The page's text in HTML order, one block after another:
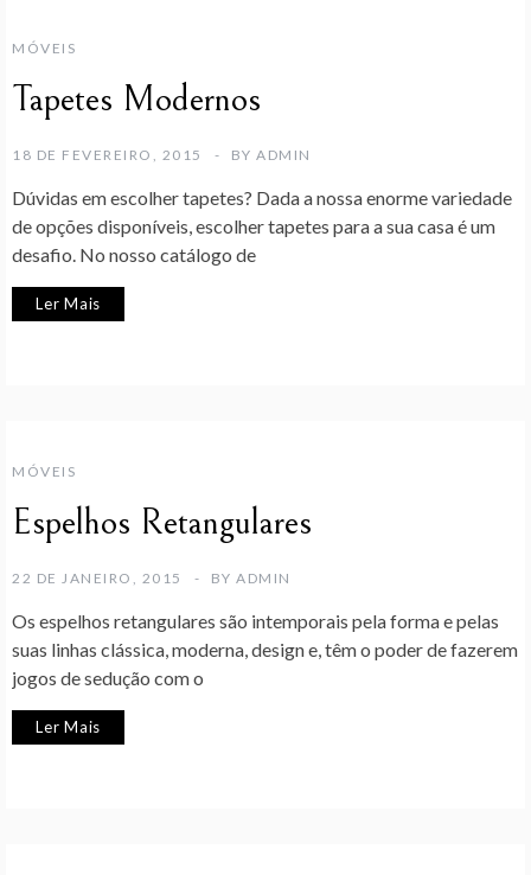
MÓVEIS
Tapetes Modernos
18 DE FEVEREIRO, 2015 BY ADMIN
Dúvidas em escolher tapetes? Dada a nossa enorme variedade
de opções disponíveis, escolher tapetes para a sua casa é um
desafio. No nosso catálogo de
Ler Mais
MÓVEIS
Espelhos Retangulares
22 DE JANEIRO, 2015 BY ADMIN
Os espelhos retangulares são intemporais pela forma e pelas
suas linhas clássica, moderna, design e, têm o poder de fazerem
jogos de sedução com o
Ler Mais